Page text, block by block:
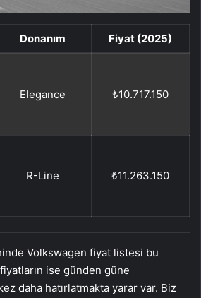
Donanım Fiyat (2025)
Elegance ₺10.717.150
R-Line ₺11.263.150
Volkswagen fiyat listesi bu
ise günden güne
daha hatırlatmakta yarar var. Biz